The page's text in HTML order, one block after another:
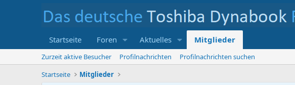
Startseite Foren Aktuelles Mitglieder
Zurzeit aktive Besucher Profilnachrichten
Profilnachrichten suchen
Startseite
Mitglieder